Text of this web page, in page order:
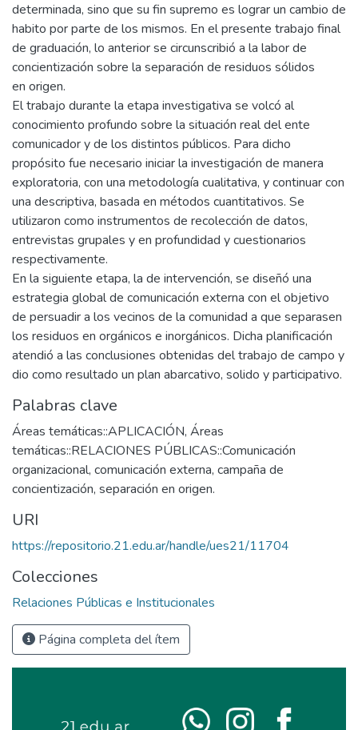
determinada, sino que su fin supremo es lograr un cambio de
habito por parte de los mismos. En el presente trabajo final
de graduación, lo anterior se circunscribió a la labor de
concientización sobre la separación de residuos sólidos
en origen.
El trabajo durante la etapa investigativa se volcó al
conocimiento profundo sobre la situación real del ente
comunicador y de los distintos públicos. Para dicho
propósito fue necesario iniciar la investigación de manera
exploratoria, con una metodología cualitativa, y continuar con
una descriptiva, basada en métodos cuantitativos. Se
utilizaron como instrumentos de recolección de datos,
entrevistas grupales y en profundidad y cuestionarios
respectivamente.
En la siguiente etapa, la de intervención, se diseñó una
estrategia global de comunicación externa con el objetivo
de persuadir a los vecinos de la comunidad a que separasen
los residuos en orgánicos e inorgánicos. Dicha planificación
atendió a las conclusiones obtenidas del trabajo de campo y
dio como resultado un plan abarcativo, solido y participativo.
Palabras clave
Áreas temáticas::APLICACIÓN, Áreas
temáticas::RELACIONES PÚBLICAS::Comunicación
organizacional, comunicación externa, campaña de
concientización, separación en origen.
URI
https://repositorio.21.edu.ar/handle/ues21/11704
Colecciones
Relaciones Públicas e Institucionales
Página completa del ítem